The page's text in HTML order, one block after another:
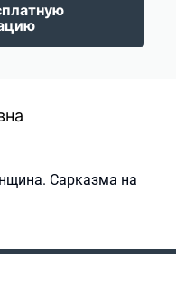
Сарказма на